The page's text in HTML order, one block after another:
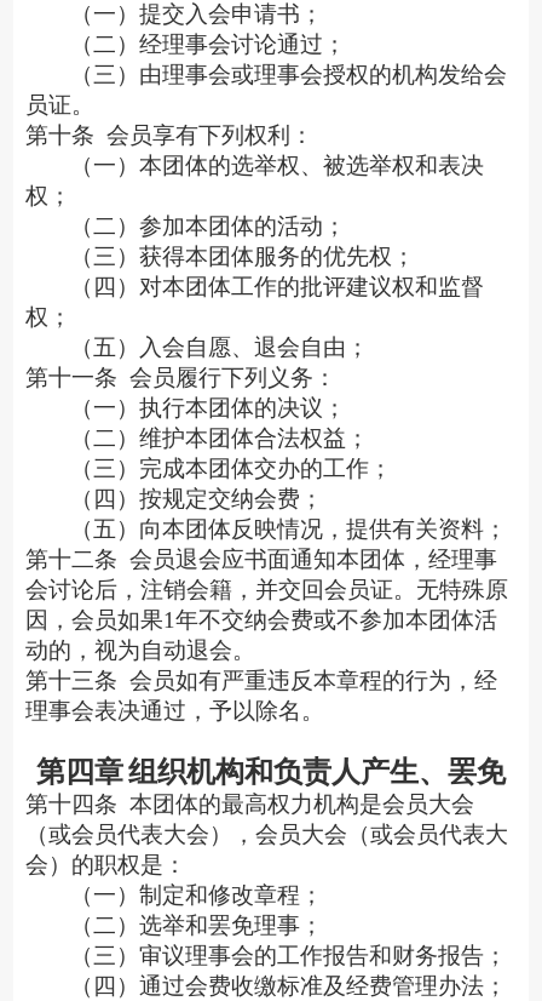
（一）提交入会申请书；
（二）经理事会讨论通过；
（三）由理事会或理事会授权的机构发给会
员证。
第十条 会员享有下列权利：
（一）本团体的选举权、被选举权和表决
权；
（二）参加本团体的活动；
（三）获得本团体服务的优先权；
（四）对本团体工作的批评建议权和监督
权；
（五）入会自愿、退会自由；
第十一条 会员履行下列义务：
（一）执行本团体的决议；
（二）维护本团体合法权益；
（三）完成本团体交办的工作；
（四）按规定交纳会费；
（五）向本团体反映情况，提供有关资料；
第十二条 会员退会应书面通知本团体，经理事
会讨论后，注销会籍，并交回会员证。无特殊原
因，会员如果1年不交纳会费或不参加本团体活
动的，视为自动退会。
第十三条 会员如有严重违反本章程的行为，经
理事会表决通过，予以除名。
第四章组织机构和负责人产生、罢免
第十四条 本团体的最高权力机构是会员大会
（或会员代表大会），会员大会（或会员代表大
会）的职权是：
（一）制定和修改章程；
（二）选举和罢免理事；
（三）审议理事会的工作报告和财务报告；
（四）通过会费收缴标准及经费管理办法；